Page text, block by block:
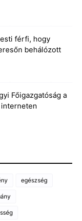
férfi, hogy
behálózott
Főigazgatóság a
egészség